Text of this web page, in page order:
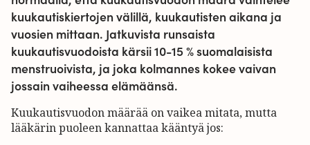
kuukautiskiertojen välillä, kuukautisten aikana ja
vuosien mittaan. Jatkuvista runsaista
kuukautisvuodoista kärsii 10-15 % suomalaisista
menstruoivista, ja joka kolmannes kokee vaivan
jossain vaiheessa elämäänsä.
Kuukautisvuodon määrää on vaikea mitata, mutta
lääkärin puoleen kannattaa kääntyä jos: